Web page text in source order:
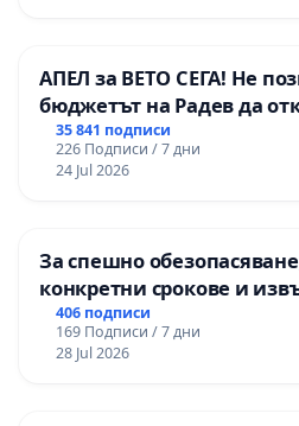
АПЕЛ за ВЕТО СЕГА! Не
бюджетът на Радев да
правата ни в тъмното
35 841 подписи
226 Подписи / 7 дни
24 Jul 2026
За спешно
конкретни срокове и
цялостна рехабилитация
републиканския път
„Тракия“ - гр. Ихтиман -
406 подписи
169 Подписи / 7 дни
28 Jul 2026